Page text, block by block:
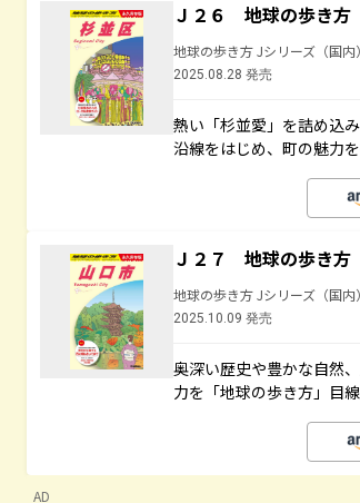
Ｊ２６ 地球の歩き
地球の歩き方 Jシリーズ（国内）
2025.08.28 発売
熱い「杉並愛」を詰め込
沿線をはじめ、町の魅力
Ｊ２７ 地球の歩き
地球の歩き方 Jシリーズ（国内）
2025.10.09 発売
奥深い歴史や豊かな自然
力を「地球の歩き方」目
AD